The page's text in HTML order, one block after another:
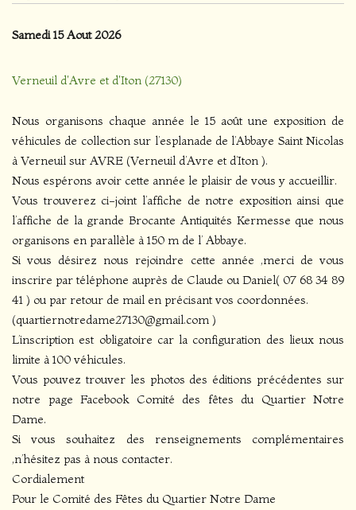
Samedi 15 Aout 2026
Verneuil d'Avre et d'Iton (27130)
Nous organisons chaque année le 15 août une exposition de
véhicules de collection sur l’esplanade de l’Abbaye Saint Nicolas
à Verneuil sur AVRE (Verneuil d’Avre et d’Iton ).
Nous espérons avoir cette année le plaisir de vous y accueillir.
Vous trouverez ci-joint l’affiche de notre exposition ainsi que
l’affiche de la grande Brocante Antiquités Kermesse que nous
organisons en parallèle à 150 m de l’ Abbaye.
Si vous désirez nous rejoindre cette année ,merci de vous
inscrire par téléphone auprès de Claude ou Daniel( 07 68 34 89
41 ) ou par retour de mail en précisant vos coordonnées.
(quartiernotredame27130@gmail.com )
L’inscription est obligatoire car la configuration des lieux nous
limite à 100 véhicules.
Vous pouvez trouver les photos des éditions précédentes sur
notre page Facebook Comité des fêtes du Quartier Notre
Dame.
Si vous souhaitez des renseignements complémentaires
,n’hésitez pas à nous contacter.
Cordialement
Pour le Comité des Fêtes du Quartier Notre Dame